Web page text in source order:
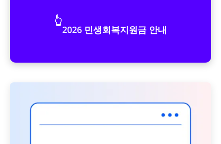
👆
2026 민생회복지원금 안내